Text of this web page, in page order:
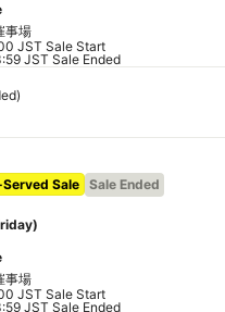
事場
JST Sale Start
JST Sale Ended
Sale Sale Ended
)
事場
JST Sale Start
JST Sale Ended